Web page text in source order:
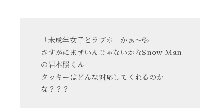
「未成年女子とラブホ」かぁ～💦
さすがにまずいんじゃないかなSnow Man
の岩本照くん
タッキーはどんな対応してくれるのか
な？？？